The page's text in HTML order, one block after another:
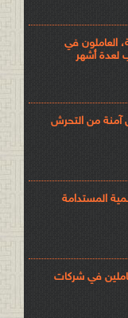
العاملون في
أشهر
آمنة من التحرش
المستدامة
في شركات